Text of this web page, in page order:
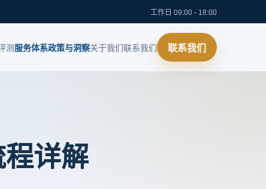
工作日 09:00 - 18:00
测 服务体系政策与洞察关于我们联系我们 联系我们
详解